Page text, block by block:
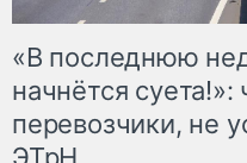
«В последнюю
начнётся
перевозчики, не